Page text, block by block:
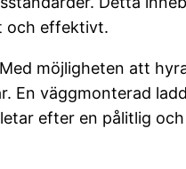
och effektivt.
möjligheten att
En väggmonterad
efter en pålitlig